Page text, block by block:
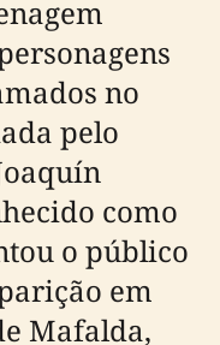
no
pelo
como
o público
em
Mafalda,